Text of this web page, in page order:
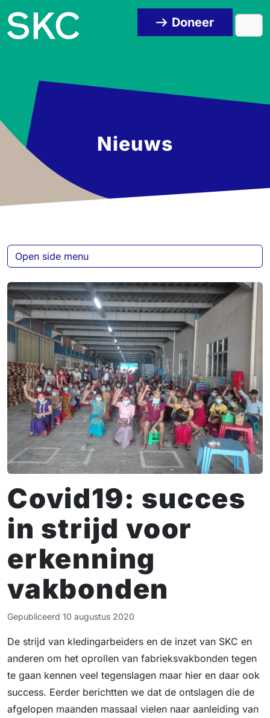
Doneer
Nieuws
Covid19: succes
in strijd voor
erkenning
vakbonden
Gepubliceerd 10 augustus 2020
De strijd van kledingarbeiders en de inzet van SKC en
anderen om het oprollen van fabrieksvakbonden tegen
te gaan kennen veel tegenslagen maar hier en daar ook
success. Eerder berichtten we dat de ontslagen die de
afgelopen maanden massaal vielen naar aanleiding van
Open side menu